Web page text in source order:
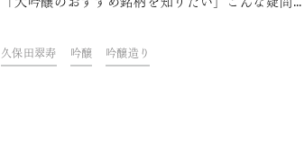
類があり、大吟醸とは特定名称酒に分類される日本
酒の一つです。この記事では、大吟醸とはどういう
久保田翠寿 吟醸 吟醸造り